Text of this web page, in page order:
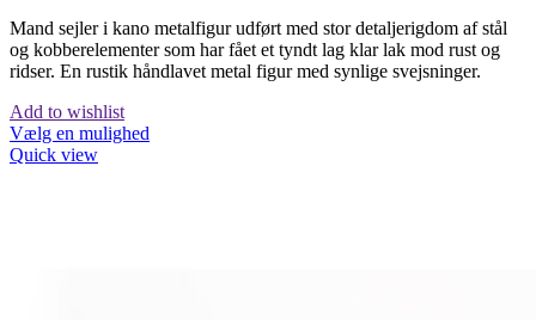
Mand sejler i kano metalfigur udført med stor detaljerigdom af stål
og kobberelementer som har fået et tyndt lag klar lak mod rust og
ridser. En rustik håndlavet metal figur med synlige svejsninger.
Add to wishlist
Vælg en mulighed
Quick view